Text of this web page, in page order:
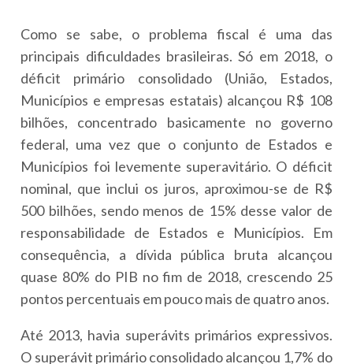
Como se sabe, o problema fiscal é uma das
principais dificuldades brasileiras. Só em 2018, o
déficit primário consolidado (União, Estados,
Municípios e empresas estatais) alcançou R$ 108
bilhões, concentrado basicamente no governo
federal, uma vez que o conjunto de Estados e
Municípios foi levemente superavitário. O déficit
nominal, que inclui os juros, aproximou-se de R$
500 bilhões, sendo menos de 15% desse valor de
responsabilidade de Estados e Municípios. Em
consequência, a dívida pública bruta alcançou
quase 80% do PIB no fim de 2018, crescendo 25
pontos percentuais em pouco mais de quatro anos.
Até 2013, havia superávits primários expressivos.
O superávit primário consolidado alcançou 1,7% do